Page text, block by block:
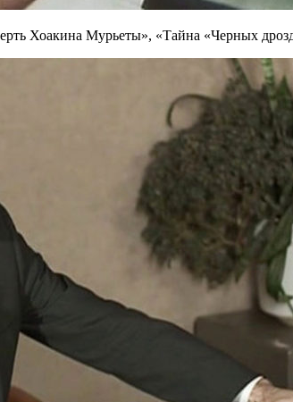
Хоакина Мурьеты», «Тайна «Черных